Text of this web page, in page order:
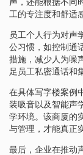
工的专注度和舒适
员工个人行为对声
公习惯，如控制通
措施，减少人为噪
足员工私密通话和
在具体写字楼案例
装吸音以及智能声
学环境。该商厦的
与管理，才能真正
最后，企业在推动